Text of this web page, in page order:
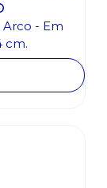
- Em
cm.